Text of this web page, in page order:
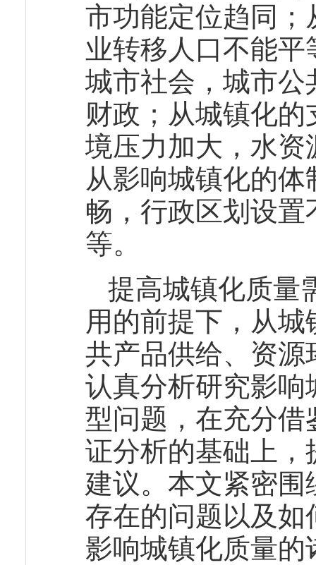
市功能定位趋同
业转移人口不能
城市社会，城市
财政；从城镇化
境压力加大，水
从影响城镇化的
畅，行政区划设
等。
提高城镇化质量
用的前提下，从
共产品供给、资
认真分析研究影
型问题，在充分
证分析的基础上
建议。本文紧密
存在的问题以及
影响城镇化质量